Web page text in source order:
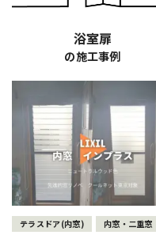
浴室扉
の施工事例
テラスドア(内窓) 内窓・二重窓